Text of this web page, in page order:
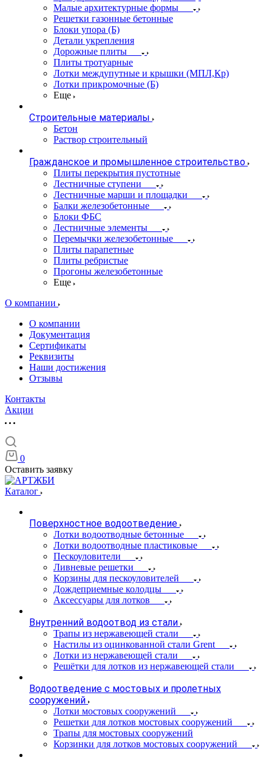
Малые архитектурные формы
Решетки газонные бетонные
Блоки упора (Б)
Детали укрепления
Дорожные плиты
Плиты тротуарные
Лотки междупутные и крышки (МПЛ,Кр)
Лотки прикромочные (Б)
Еще
Строительные материалы
Бетон
Раствор строительный
Гражданское и промышленное строительство
Плиты перекрытия пустотные
Лестничные ступени
Лестничные марши и площадки
Балки железобетонные
Блоки ФБС
Лестничные элементы
Перемычки железобетонные
Плиты парапетные
Плиты ребристые
Прогоны железобетонные
Еще
О компании
О компании
Документация
Сертификаты
Реквизиты
Наши достижения
Отзывы
Контакты
Акции
0
Оставить заявку
Каталог
Поверхностное водоотведение
Лотки водоотводные бетонные
Лотки водоотводные пластиковые
Пескоуловители
Ливневые решетки
Корзины для пескоуловителей
Дождеприемные колодцы
Аксессуары для лотков
Внутренний водоотвод из стали
Трапы из нержавеющей стали
Настилы из оцинкованной стали Grent
Лотки из нержавеющей стали
Решётки для лотков из нержавеющей стали
Водоотведение с мостовых и пролетных
сооружений
Лотки мостовых сооружений
Решетки для лотков мостовых сооружений
Трапы для мостовых сооружений
Корзинки для лотков мостовых сооружений